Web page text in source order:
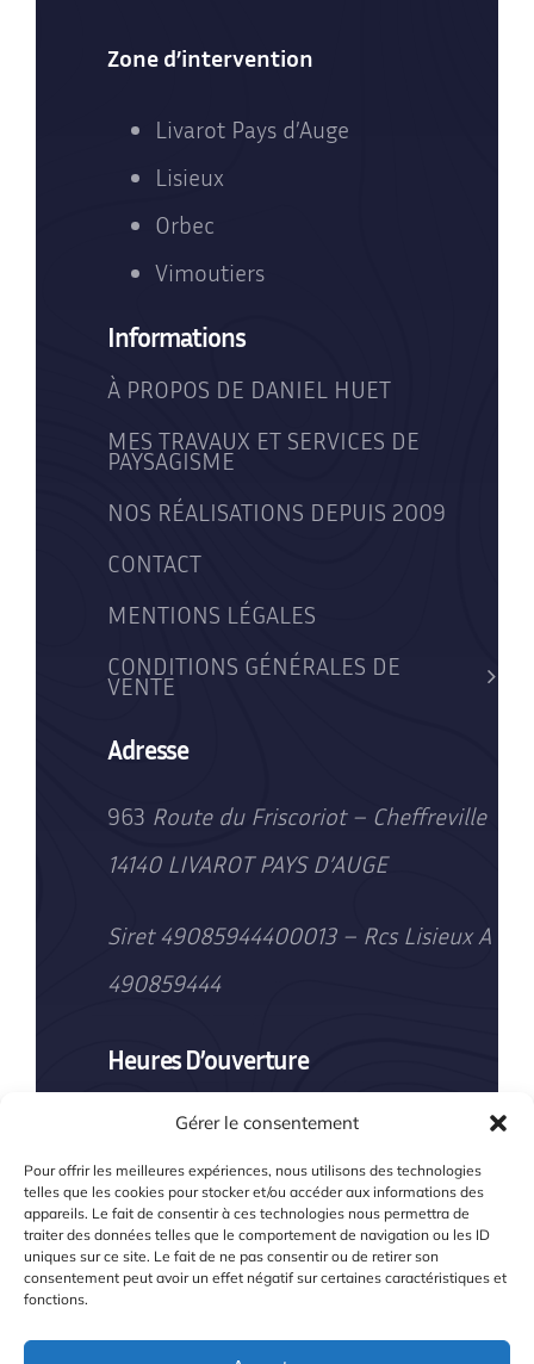
Gérer le consentement
Pour offrir les meilleures expériences, nous utilisons des technologies
telles que les cookies pour stocker et/ou accéder aux informations des
appareils. Le fait de consentir à ces technologies nous permettra de
traiter des données telles que le comportement de navigation ou les ID
uniques sur ce site. Le fait de ne pas consentir ou de retirer son
consentement peut avoir un effet négatif sur certaines caractéristiques et
fonctions.
Zone d’intervention
Livarot Pays d’Auge
Lisieux
Orbec
Vimoutiers
Informations
À PROPOS DE DANIEL HUET
MES TRAVAUX ET SERVICES DE
PAYSAGISME
NOS RÉALISATIONS DEPUIS 2009
CONTACT
MENTIONS LÉGALES
CONDITIONS GÉNÉRALES DE
VENTE
Adresse
963 Route du Friscoriot – Cheffreville
14140 LIVAROT PAYS D’AUGE
Siret 49085944400013 – Rcs Lisieux A
490859444
Heures D’ouverture
Du lundi au vendredi : 8h00–19h00
Samedi (hors jours fériés) : 8h00–
16h00